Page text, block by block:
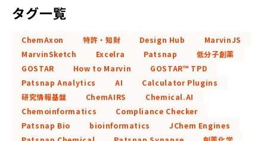
タグ一覧
ChemAxon 特許・知財 Design Hub
MarvinJS
MarvinSketch
Excelra Patsnap
低分子創薬
GOSTAR
How to Marvin
GOSTAR™ TPD
Patsnap Analytics
AI
Calculator Plugins
研究情報基盤
ChemAIRS
Chemical.AI
Chemoinformatics
Compliance Checker
Patsnap Bio
bioinformatics
JChem Engines